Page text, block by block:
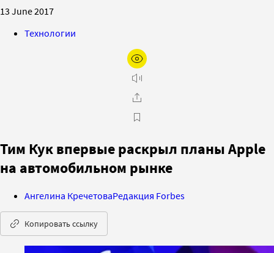
13 June 2017
Технологии
Тим Кук впервые раскрыл планы Apple
на автомобильном рынке
Ангелина КречетоваРедакция Forbes
Копировать ссылку